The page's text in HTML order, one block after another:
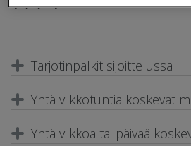
Tarjotinpalkit sijoittelussa
Yhtä viikkotuntia koskevat
Yhtä viikkoa tai päivää